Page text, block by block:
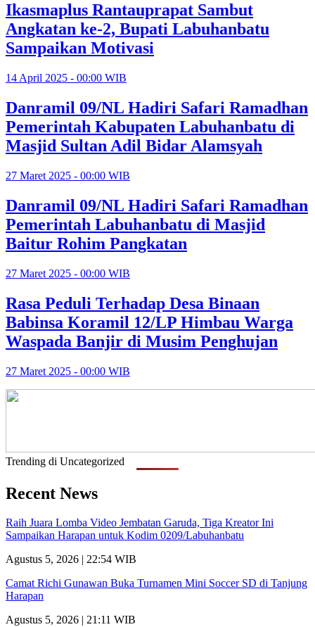
Ikasmaplus Rantauprapat Sambut
Angkatan ke-2, Bupati Labuhanbatu
Sampaikan Motivasi
14 April 2025 - 00:00 WIB
Danramil 09/NL Hadiri Safari Ramadhan
Pemerintah Kabupaten Labuhanbatu di
Masjid Sultan Adil Bidar Alamsyah
27 Maret 2025 - 00:00 WIB
Danramil 09/NL Hadiri Safari Ramadhan
Pemerintah Labuhanbatu di Masjid
Baitur Rohim Pangkatan
27 Maret 2025 - 00:00 WIB
Rasa Peduli Terhadap Desa Binaan
Babinsa Koramil 12/LP Himbau Warga
Waspada Banjir di Musim Penghujan
27 Maret 2025 - 00:00 WIB
Trending di Uncategorized
Recent News
Raih Juara Lomba Video Jembatan Garuda, Tiga Kreator Ini
Sampaikan Harapan untuk Kodim 0209/Labuhanbatu
Agustus 5, 2026 | 22:54 WIB
Camat Richi Gunawan Buka Turnamen Mini Soccer SD di Tanjung
Harapan
Agustus 5, 2026 | 21:11 WIB